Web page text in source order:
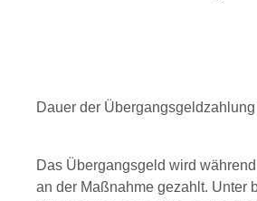
Dauer der Übergangsgeldzahlung
Das Übergangsgeld wird
an der Maßnahme gezahlt. Unter